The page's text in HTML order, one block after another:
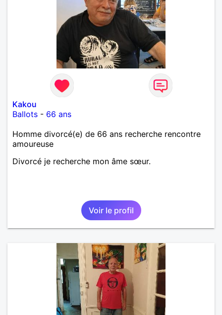
Kakou
Ballots - 66 ans
Homme divorcé(e) de 66 ans recherche rencontre
amoureuse
Divorcé je recherche mon âme sœur.
Voir le profil